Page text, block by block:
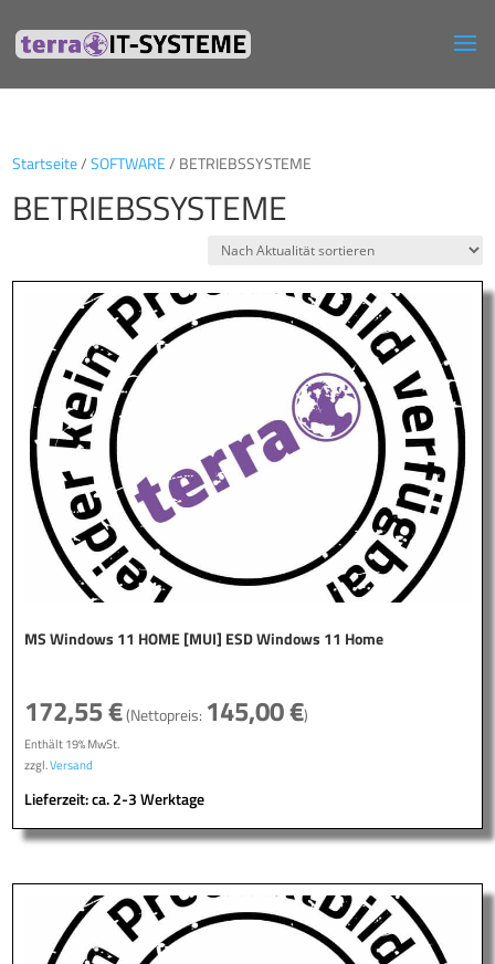
Startseite/SOFTWARE/ BETRIEBSSYSTEME
BETRIEBSSYSTEME
MS Windows 11 HOME [MUI] ESD Windows 11 Home
172,55€(Nettopreis: 145,00€)
Enthält 19% MwSt.
zzgl.Versand
Lieferzeit: ca. 2-3 Werktage